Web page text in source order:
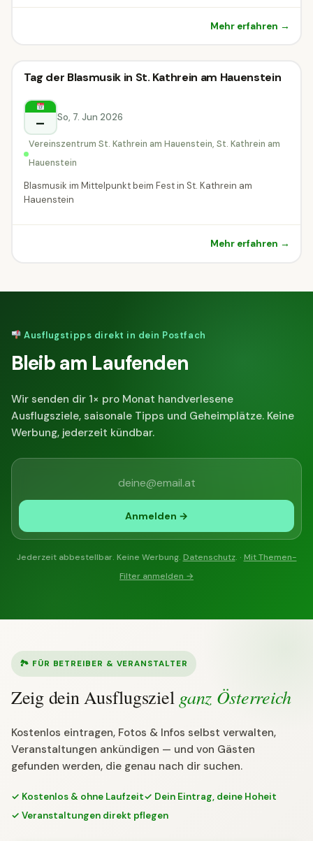
Mehr erfahren →
Festival
St. Kathrein am Hauenstein
Festival
Tag der Blasmusik in St. Kathrein am Hauenstein
– So, 7. Jun 2026
Vereinszentrum St. Kathrein am Hauenstein, St. Kathrein am
Hauenstein
Blasmusik im Mittelpunkt beim Fest in St. Kathrein am
Hauenstein
Mehr erfahren →
Ausflugstipps direkt in dein Postfach
Bleib am Laufenden
Wir senden dir 1× pro Monat handverlesene
Ausflugsziele, saisonale Tipps und Geheimplätze. Keine
Werbung, jederzeit kündbar.
Anmelden →
Jederzeit abbestellbar. Keine Werbung. Datenschutz. · Mit Themen-
Filter anmelden →
🏞 FÜR BETREIBER & VERANSTALTER
Zeig dein Ausflugsziel ganz Österreich
Kostenlos eintragen, Fotos & Infos selbst verwalten,
Veranstaltungen ankündigen — und von Gästen
gefunden werden, die genau nach dir suchen.
✓ Kostenlos & ohne Laufzeit✓ Dein Eintrag, deine Hoheit
✓ Veranstaltungen direkt pflegen